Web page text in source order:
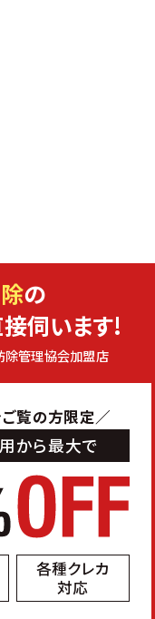
の
伺います!
除管理協会加盟店
覧の方限定／
から最大で
各種クレカ
対応